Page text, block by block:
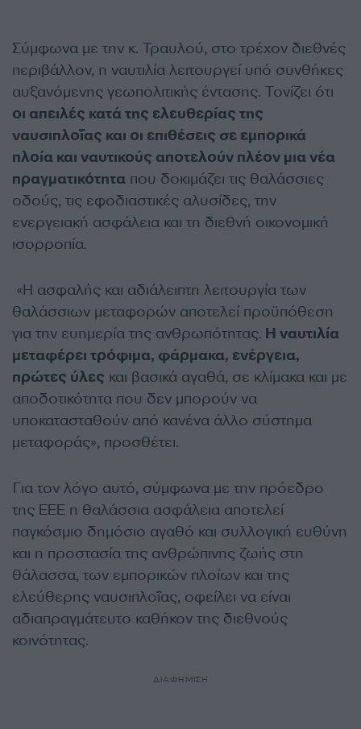
Σύμφωνα με την κ. Τραυλού, στο τρέχον διεθνές
περιβάλλον, η ναυτιλία λειτουργεί υπό συνθήκες
αυξανόμενης γεωπολιτικής έντασης. Τονίζει ότι
οι απειλές κατά της ελευθερίας της
ναυσιπλοΐας και οι επιθέσεις σε εμπορικά
πλοία και ναυτικούς αποτελούν πλέον μια νέα
πραγματικότητα που δοκιμάζει τις θαλάσσιες
οδούς, τις εφοδιαστικές αλυσίδες, την
ενεργειακή ασφάλεια και τη διεθνή οικονομική
ισορροπία.
«Η ασφαλής και αδιάλειπτη λειτουργία των
θαλάσσιων μεταφορών αποτελεί προϋπόθεση
για την ευημερία της ανθρωπότητας. Η ναυτιλία
μεταφέρει τρόφιμα, φάρμακα, ενέργεια,
πρώτες ύλες και βασικά αγαθά, σε κλίμακα και με
αποδοτικότητα που δεν μπορούν να
υποκατασταθούν από κανένα άλλο σύστημα
μεταφοράς», προσθέτει.
Για τον λόγο αυτό, σύμφωνα με την πρόεδρο
της ΕΕΕ η θαλάσσια ασφάλεια αποτελεί
παγκόσμιο δημόσιο αγαθό και συλλογική ευθύνη
και η προστασία της ανθρώπινης ζωής στη
θάλασσα, των εμπορικών πλοίων και της
ελεύθερης ναυσιπλοΐας, οφείλει να είναι
αδιαπραγμάτευτο καθήκον της διεθνούς
κοινότητας.
ΔΙΑΦΗΜΙΣΗ